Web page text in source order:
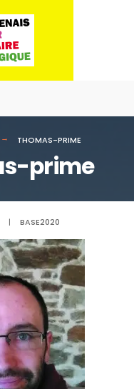
THOMAS-PRIME
prime
| BASE2020